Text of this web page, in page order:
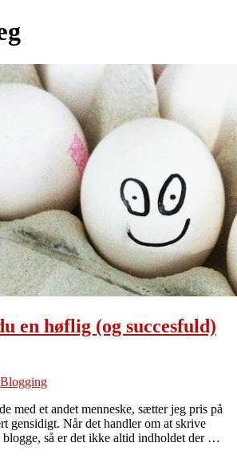
en høflig (og succesfuld)
Blogging
med et andet menneske, sætter jeg pris på
gensidigt. Når det handler om at skrive
så er det ikke altid indholdet der …